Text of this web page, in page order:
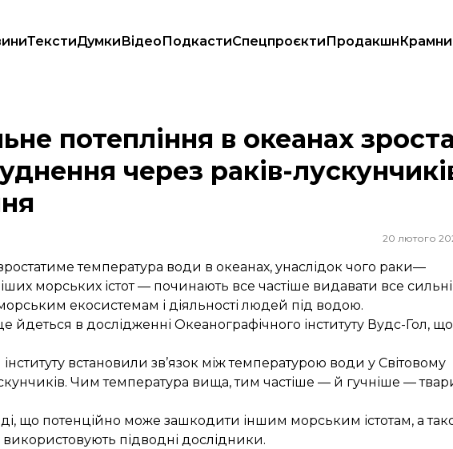
ТекстиДумкиВідеоПодкастиСпецпроєктиПродакшн
шумове забруднення через раків-лускунчиків — дослідження
потепління в океанах
через раків-
20 лютого
температура води в океанах, унаслідок чого раки—
морських істот — починають все частіше видавати все
екосистемам і діяльності людей під водою.
йдеться в дослідженні Океанографічного інституту Вудс-Гол,
встановили зв’язок між температурою води у Світовому
Чим температура вища, тим частіше — й гучніше —
що потенційно може зашкодити іншим морським істотам, а
підводні дослідники.